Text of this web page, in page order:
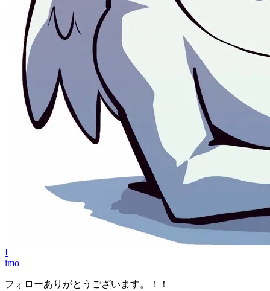
I
imo
フォローありがとうございます。！！